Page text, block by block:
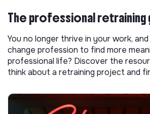
The professional retraining
You no longer thrive in your work,
change profession to find more
professional life? Discover the
think about a retraining project and